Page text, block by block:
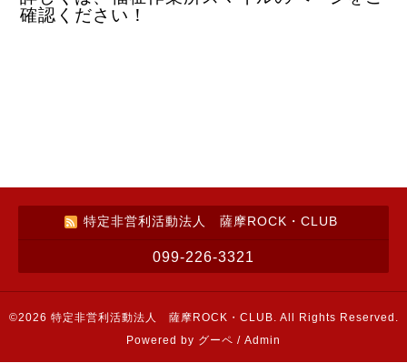
確認ください！
特定非営利活動法人 薩摩ROCK・CLUB
099-226-3321
©2026 特定非営利活動法人 薩摩ROCK・CLUB. All Rights Reserved.
Powered by グーペ / Admin